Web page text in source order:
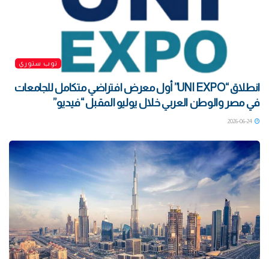
توب ستوري
انطلاق “UNI EXPO” أول معرض افتراضي متكامل للجامعات
في مصر والوطن العربي خلال يوليو المقبل “فيديو”